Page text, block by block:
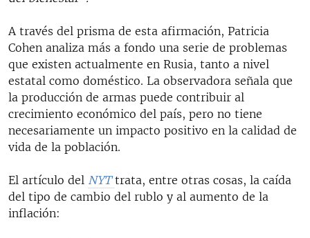
A través del prisma de esta afirmación, Patricia
Cohen analiza más a fondo una serie de problemas
que existen actualmente en Rusia, tanto a nivel
estatal como doméstico. La observadora señala que
la producción de armas puede contribuir al
crecimiento económico del país, pero no tiene
necesariamente un impacto positivo en la calidad de
vida de la población.
El artículo del NYT trata, entre otras cosas, la caída
del tipo de cambio del rublo y al aumento de la
inflación: